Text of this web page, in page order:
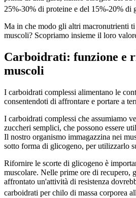
25%-30% di proteine e del 15%-20% di
Ma in che modo gli altri macronutrienti
muscoli? Scopriamo insieme il loro
Carboidrati: funzione e
muscoli
I carboidrati complessi alimentano le
consentendoti di affrontare e portare a
I carboidrati complessi che assumiamo
zuccheri semplici, che possono essere
Il nostro organismo immagazzina nei
sotto forma di glicogeno, per utilizzarlo
Rifornire le scorte di glicogeno è
muscolare. Nelle prime ore di recupero,
affrontato un'attività di resistenza
carboidrati per chilo di massa corporea